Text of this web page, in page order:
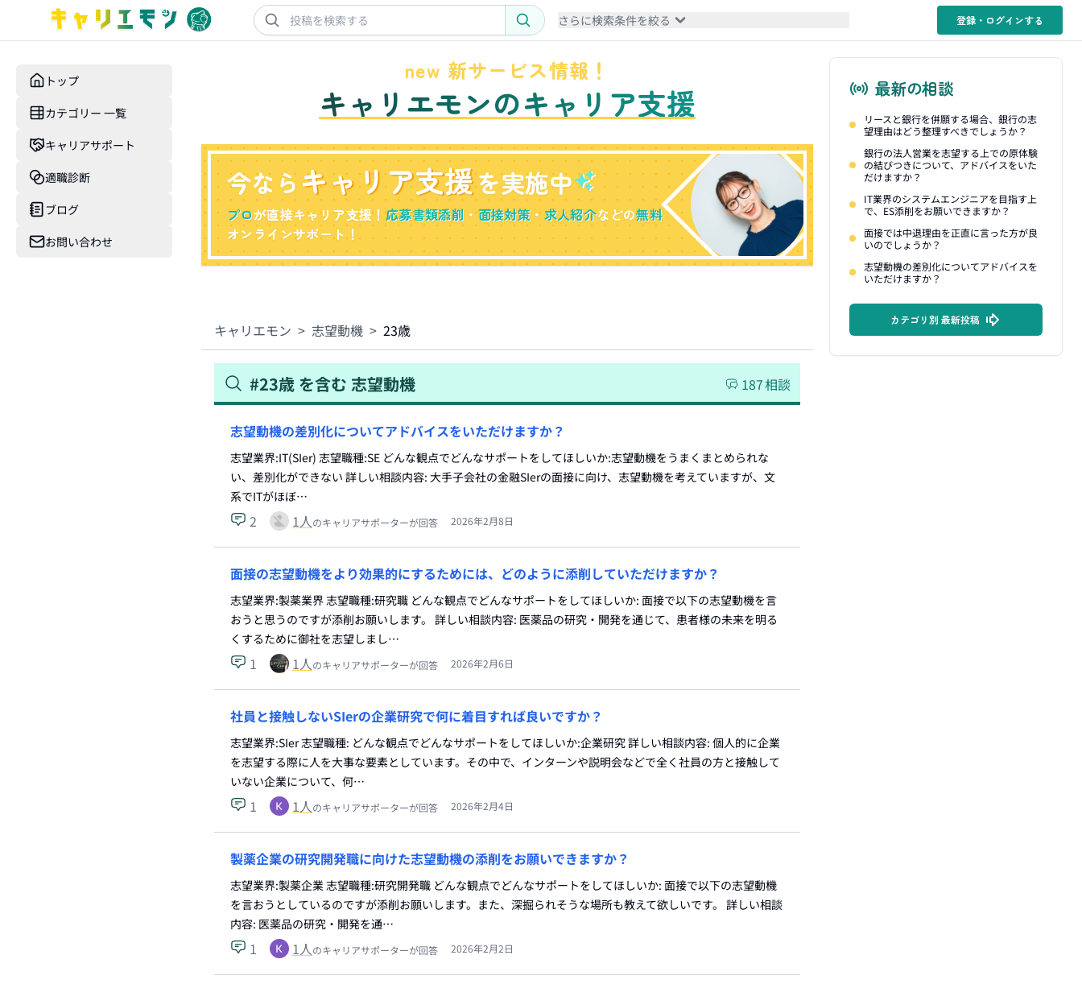
さらに検索条件を絞る 登録・ログインする
トップ
カテゴリー 一覧
キャリアサポート
適職診断
ブログ
お問い合わせ
new 新サービス情報！
キャリエモンのキャリア支援
今ならキャリア支援を実施中
プロが直接キャリア支援！応募書類添削 ・面接対策 ・求人紹介などの無料
オンラインサポート！
キャリエモン > 志望動機 > 23歳
#23歳 を含む 志望動機 187相談
志望動機の差別化についてアドバイスをいただけますか？
志望業界:IT(SIer) 志望職種:SE どんな観点でどんなサポートをしてほしいか:志望動機をうまくまとめられな
い、差別化ができない 詳しい相談内容: 大手子会社の金融SIerの面接に向け、志望動機を考えていますが、文
系でITがほぼ…
2 1人のキャリアサポーターが回答 2026年2月8日
面接の志望動機をより効果的にするためには、どのように添削していただけますか？
志望業界:製薬業界 志望職種:研究職 どんな観点でどんなサポートをしてほしいか: 面接で以下の志望動機を言
おうと思うのですが添削お願いします。 詳しい相談内容: 医薬品の研究・開発を通じて、患者様の未来を明る
くするために御社を志望しまし…
1 1人のキャリアサポーターが回答 2026年2月6日
社員と接触しないSIerの企業研究で何に着目すれば良いですか？
志望業界:SIer 志望職種: どんな観点でどんなサポートをしてほしいか:企業研究 詳しい相談内容: 個人的に企業
を志望する際に人を大事な要素としています。その中で、インターンや説明会などで全く社員の方と接触して
いない企業について、何…
1 1人のキャリアサポーターが回答 2026年2月4日
製薬企業の研究開発職に向けた志望動機の添削をお願いできますか？
志望業界:製薬企業 志望職種:研究開発職 どんな観点でどんなサポートをしてほしいか: 面接で以下の志望動機
を言おうとしているのですが添削お願いします。また、深掘られそうな場所も教えて欲しいです。 詳しい相談
内容: 医薬品の研究・開発を通…
1 1人のキャリアサポーターが回答 2026年2月2日
最新の相談
リースと銀行を併願する場合、銀行の志
望理由はどう整理すべきでしょうか？
銀行の法人営業を志望する上での原体験
の結びつきについて、アドバイスをいた
だけますか？
IT業界のシステムエンジニアを目指す上
で、ES添削をお願いできますか？
面接では中退理由を正直に言った方が良
いのでしょうか？
志望動機の差別化についてアドバイスを
いただけますか？
カテゴリ別 最新投稿